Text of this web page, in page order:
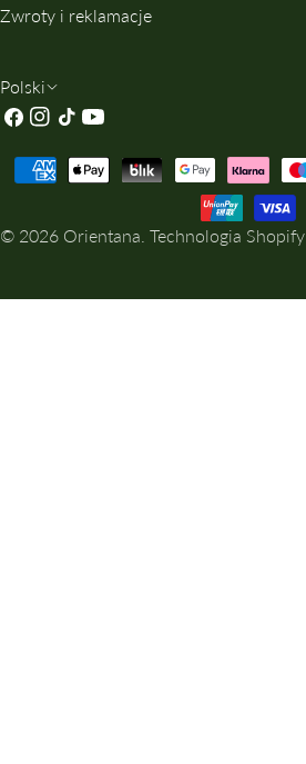
Zwroty i reklamacje
J
Ę
Z
K
Polski
Facebook
Instagrama
TIK Youtube
© 2026 Orientana Technologia Shopify
Metody